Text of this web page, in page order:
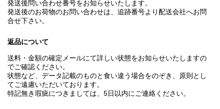
発送後問い合わせ番号をお知らせいたします。
発送後のお荷物のお問い合わせは、追跡番号より配送会社へお問
合せ下さい。
返品について
送料・金額の確定メールにて詳しい状態をお知らせいたしますの
でご確認ください。
状態など、データ記載のものと食い違う場合をのぞき、原則とし
てご遠慮いただいております。
特記無き瑕疵につきましては、5日以内にご連絡ください。